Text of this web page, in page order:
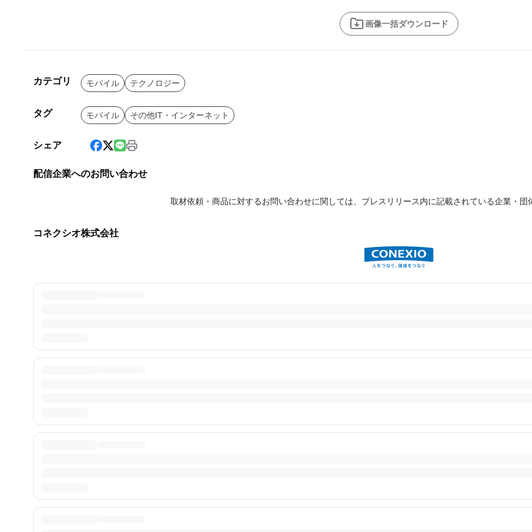
画像一括ダウンロード
カテゴリ モバイル テクノロジー
タグ モバイル その他IT・インターネット
シェア
配信企業へのお問い合わせ
取材依頼・商品に対するお問い合わせに関しては、プレスリリース内に記載されている企業・団
コネクシオ株式会社